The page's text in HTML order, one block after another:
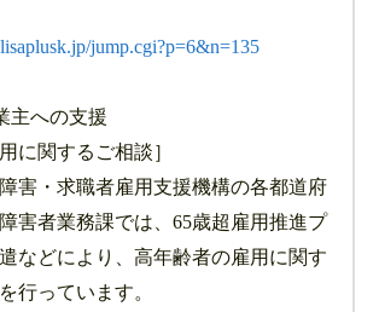
jump.cgi?p=6&n=135
主への支援
に関するご相談］
障害・求職者雇用支援機構の各都道府
害者業務課では、65歳超雇用推進プ
などにより、高年齢者の雇用に関す
行っています。